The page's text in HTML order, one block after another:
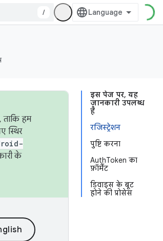
/
इस पेज पर, यह
जानकारी उपलब्ध
है
रजिस्ट्रेशन
पुष्टि करना
AuthToken का
फ़ॉर्मैट
डिवाइस के बूट
होने की प्रोसेस
ताकि हम
स्थिर
के